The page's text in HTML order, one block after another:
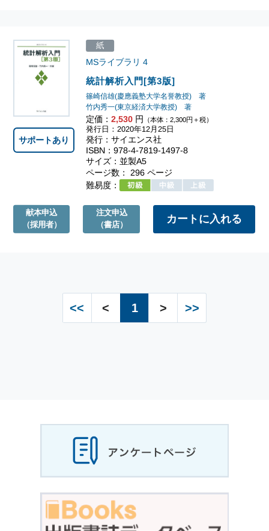
統計解析入門[第3版]
MSライブラリ 4
篠崎信雄(慶應義塾大学名誉教授) 著
竹内秀一(東京経済大学教授) 著
定価： 2,530円 （本体：2,300円＋税）
紙
発行日：2020年12月25日
発行：サイエンス社
ISBN：978-4-7819-1497-8
サイズ：並製A5
ページ数： 296 ページ
難易度：
サポートあり
献本申込
（採用者）
注文申込
（書店）
<< < 1 > >>